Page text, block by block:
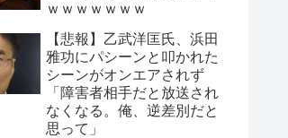
ｗｗｗｗｗｗｗ
【悲報】乙武洋匡氏、浜田
雅功にパシーンと叩かれた
シーンがオンエアされず
「障害者相手だと放送され
なくなる。俺、逆差別だと
思って」